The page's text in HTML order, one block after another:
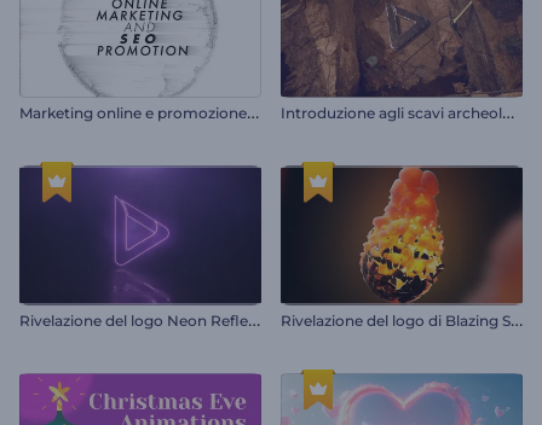
M
arketing online e promozione SEO I
ntroduzione agli scavi archeologici
R
ivelazione del logo Neon Reflections R
ivelazione del logo di Blazing Sphere